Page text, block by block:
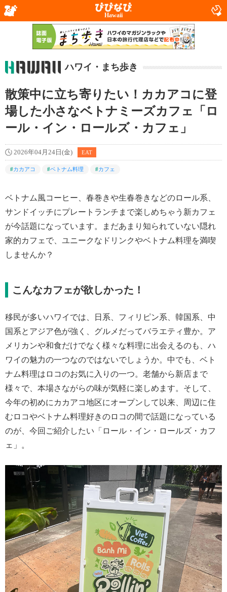
Hawaii
ハワイ・まち歩き
散策中に立ち寄りたい！カカアコに登
場した小さなベトナミーズカフェ「ロ
ール・イン・ロールズ・カフェ」
2026年04月24日(金) EAT
#カカアコ #ベトナム料理 #カフェ
ベトナム風コーヒー、春巻きや生春巻きなどのロール系、
サンドイッチにプレートランチまで楽しめちゃう新カフェ
が今話題になっています。まだあまり知られていない隠れ
家的カフェで、ユニークなドリンクやベトナム料理を満喫
しませんか？
こんなカフェが欲しかった！
移民が多いハワイでは、日系、フィリピン系、韓国系、中
国系とアジア色が強く、グルメだってバラエティ豊か。ア
メリカンや和食だけでなく様々な料理に出会えるのも、ハ
ワイの魅力の一つなのではないでしょうか。中でも、ベト
ナム料理はロコのお気に入りの一つ。老舗から新店まで
様々で、本場さながらの味が気軽に楽しめます。そして、
今年の初めにカカアコ地区にオープンして以来、周辺に住
むロコやベトナム料理好きのロコの間で話題になっている
のが、今回ご紹介したい「ロール・イン・ロールズ・カフ
ェ」。